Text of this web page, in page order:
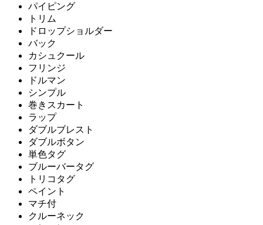
パイピング
トリム
ドロップショルダー
バック
カシュクール
フリンジ
ドルマン
シンプル
巻きスカート
ラップ
ダブルブレスト
ダブルボタン
単色タグ
ブルーバータグ
トリコタグ
ペイント
マチ付
クルーネック